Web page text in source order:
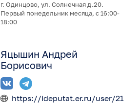
г. Одинцово, ул. Солнечная д.20.
Первый понедельник месяца, с 16:00-
18:00
Яцышин Андрей
Борисович
https://ideputat.er.ru/user/21